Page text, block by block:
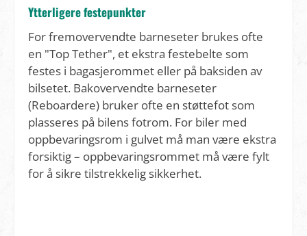
Ytterligere festepunkter
For fremovervendte barneseter brukes ofte
en "Top Tether", et ekstra festebelte som
festes i bagasjerommet eller på baksiden av
bilsetet. Bakovervendte barneseter
(Reboardere) bruker ofte en støttefot som
plasseres på bilens fotrom. For biler med
oppbevaringsrom i gulvet må man være ekstra
forsiktig – oppbevaringsrommet må være fylt
for å sikre tilstrekkelig sikkerhet.